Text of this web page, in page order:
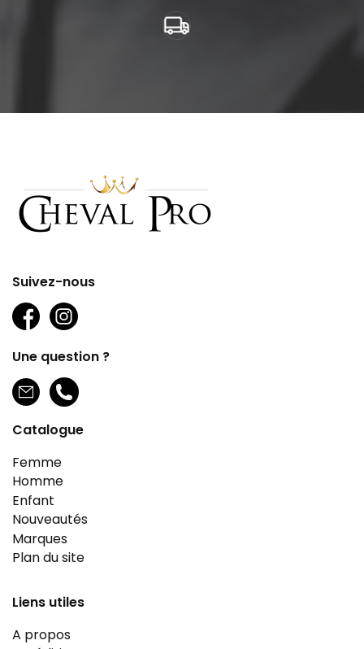
Suivez-nous
Une question ?
Catalogue
Femme
Homme
Enfant
Nouveautés
Marques
Plan du site
Liens utiles
A propos